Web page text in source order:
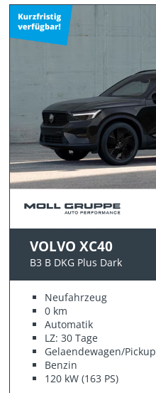
VOLVO XC40
B3 B DKG Plus Dark
Neufahrzeug
0 km
Automatik
LZ: 30 Tage
Gelaendewagen/Pickup
Benzin
120 kW (163 PS)